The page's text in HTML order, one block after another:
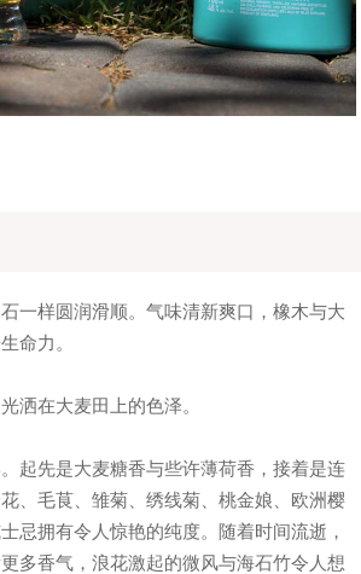
一样圆润滑顺。气味清新爽口，橡木与大
命力。
洒在大麦田上的色泽。
起先是大麦糖香与些许薄荷香，接着是连
、毛茛、雏菊、绣线菊、桃金娘、欧洲樱
忌拥有令人惊艳的纯度。随着时间流逝，
多香气，浪花激起的微风与海石竹令人想